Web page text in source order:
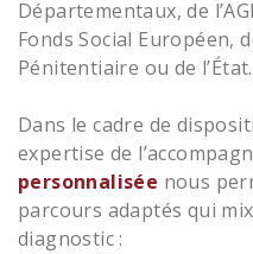
Départementaux, de
Fonds Social Européen,
Pénitentiaire ou de l’État.
Dans le cadre de
expertise de
personnalisée nous
parcours adaptés qui
diagnostic :